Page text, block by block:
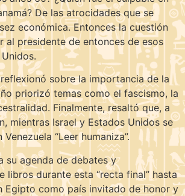
De las atrocidades que se
económica. Entonces la cuestión
al presidente de entonces de esos
sobre la importancia de la
priorizó temas como el fascismo, la
Finalmente, resaltó que, a
mientras Israel y Estados Unidos se
“Leer humaniza”.
su agenda de debates y
libros durante esta “recta final” hasta
Egipto como país invitado de honor y